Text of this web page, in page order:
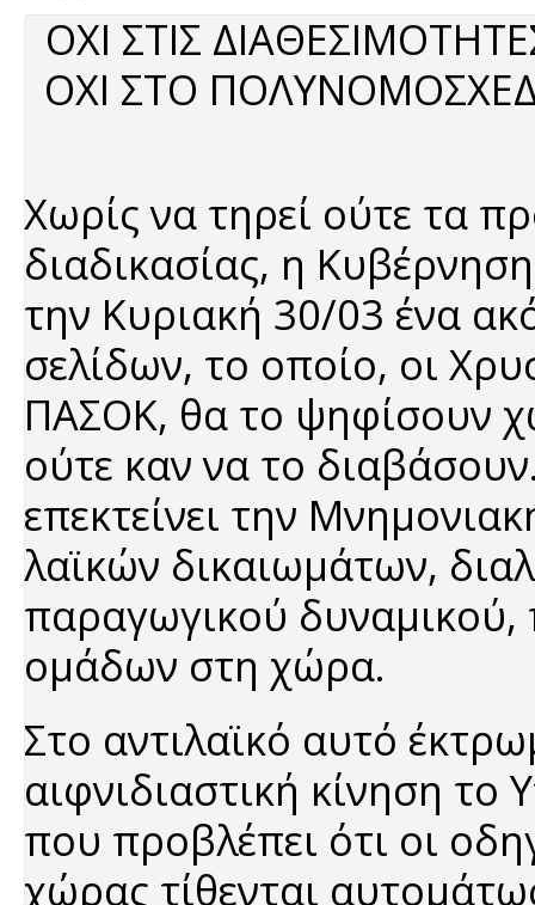
ΟΧΙ ΣΤΙΣ
ΟΧΙ ΣΤΟ
Χωρίς να τηρεί ούτε τα
διαδικασίας, η
την Κυριακή 30/03 ένα
σελίδων, το οποίο, οι
ΠΑΣΟΚ, θα το ψηφίσουν
ούτε καν να το
επεκτείνει την
λαϊκών δικαιωμάτων,
παραγωγικού δυναμικού,
ομάδων στη χώρα.
Στο αντιλαϊκό αυτό
αιφνιδιαστική κίνηση το
που προβλέπει ότι οι
χώρας τίθενται